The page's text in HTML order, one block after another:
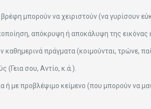
μπορούν να χειριστούν (να γυρίσουν
απόκρυψη ή αποκάλυψη της εικόνας
πράγματα (κοιμούνται, τρώνε,
(Γεια σου, Αντίο, κ.ά.).
ή με προβλέψιμο κείμενο (που μπορούν να